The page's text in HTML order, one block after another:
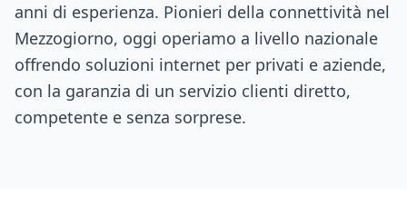
anni di esperienza. Pionieri della connettività nel
Mezzogiorno, oggi operiamo a livello nazionale
offrendo soluzioni internet per privati e aziende,
con la garanzia di un servizio clienti diretto,
competente e senza sorprese.